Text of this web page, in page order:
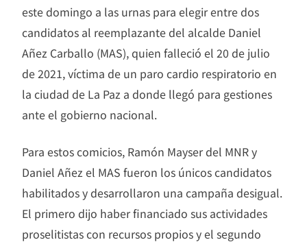
este domingo a las urnas para elegir entre dos
candidatos al reemplazante del alcalde Daniel
Añez Carballo (MAS), quien falleció el 20 de julio
de 2021, víctima de un paro cardio respiratorio en
la ciudad de La Paz a donde llegó para gestiones
ante el gobierno nacional.
Para estos comicios, Ramón Mayser del MNR y
Daniel Añez el MAS fueron los únicos candidatos
habilitados y desarrollaron una campaña desigual.
El primero dijo haber financiado sus actividades
proselitistas con recursos propios y el segundo